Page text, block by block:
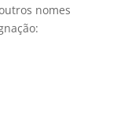
nomes